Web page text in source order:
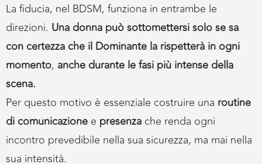
La fiducia, nel BDSM, funziona in entrambe le
direzioni. Una donna può sottomettersi solo se sa
con certezza che il Dominante la rispetterà in ogni
momento, anche durante le fasi più intense della
scena.
Per questo motivo è essenziale costruire una routine
di comunicazione e presenza che renda ogni
incontro prevedibile nella sua sicurezza, ma mai nella
sua intensità.